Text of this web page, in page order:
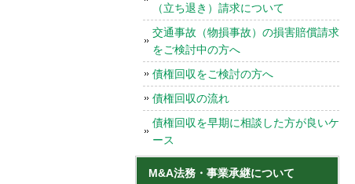
（立ち退き）請求について
交通事故（物損事故）の損害賠償請求
をご検討中の方へ
債権回収をご検討の方へ
債権回収の流れ
債権回収を早期に相談した方が良いケ
ース
M&A法務・事業承継について